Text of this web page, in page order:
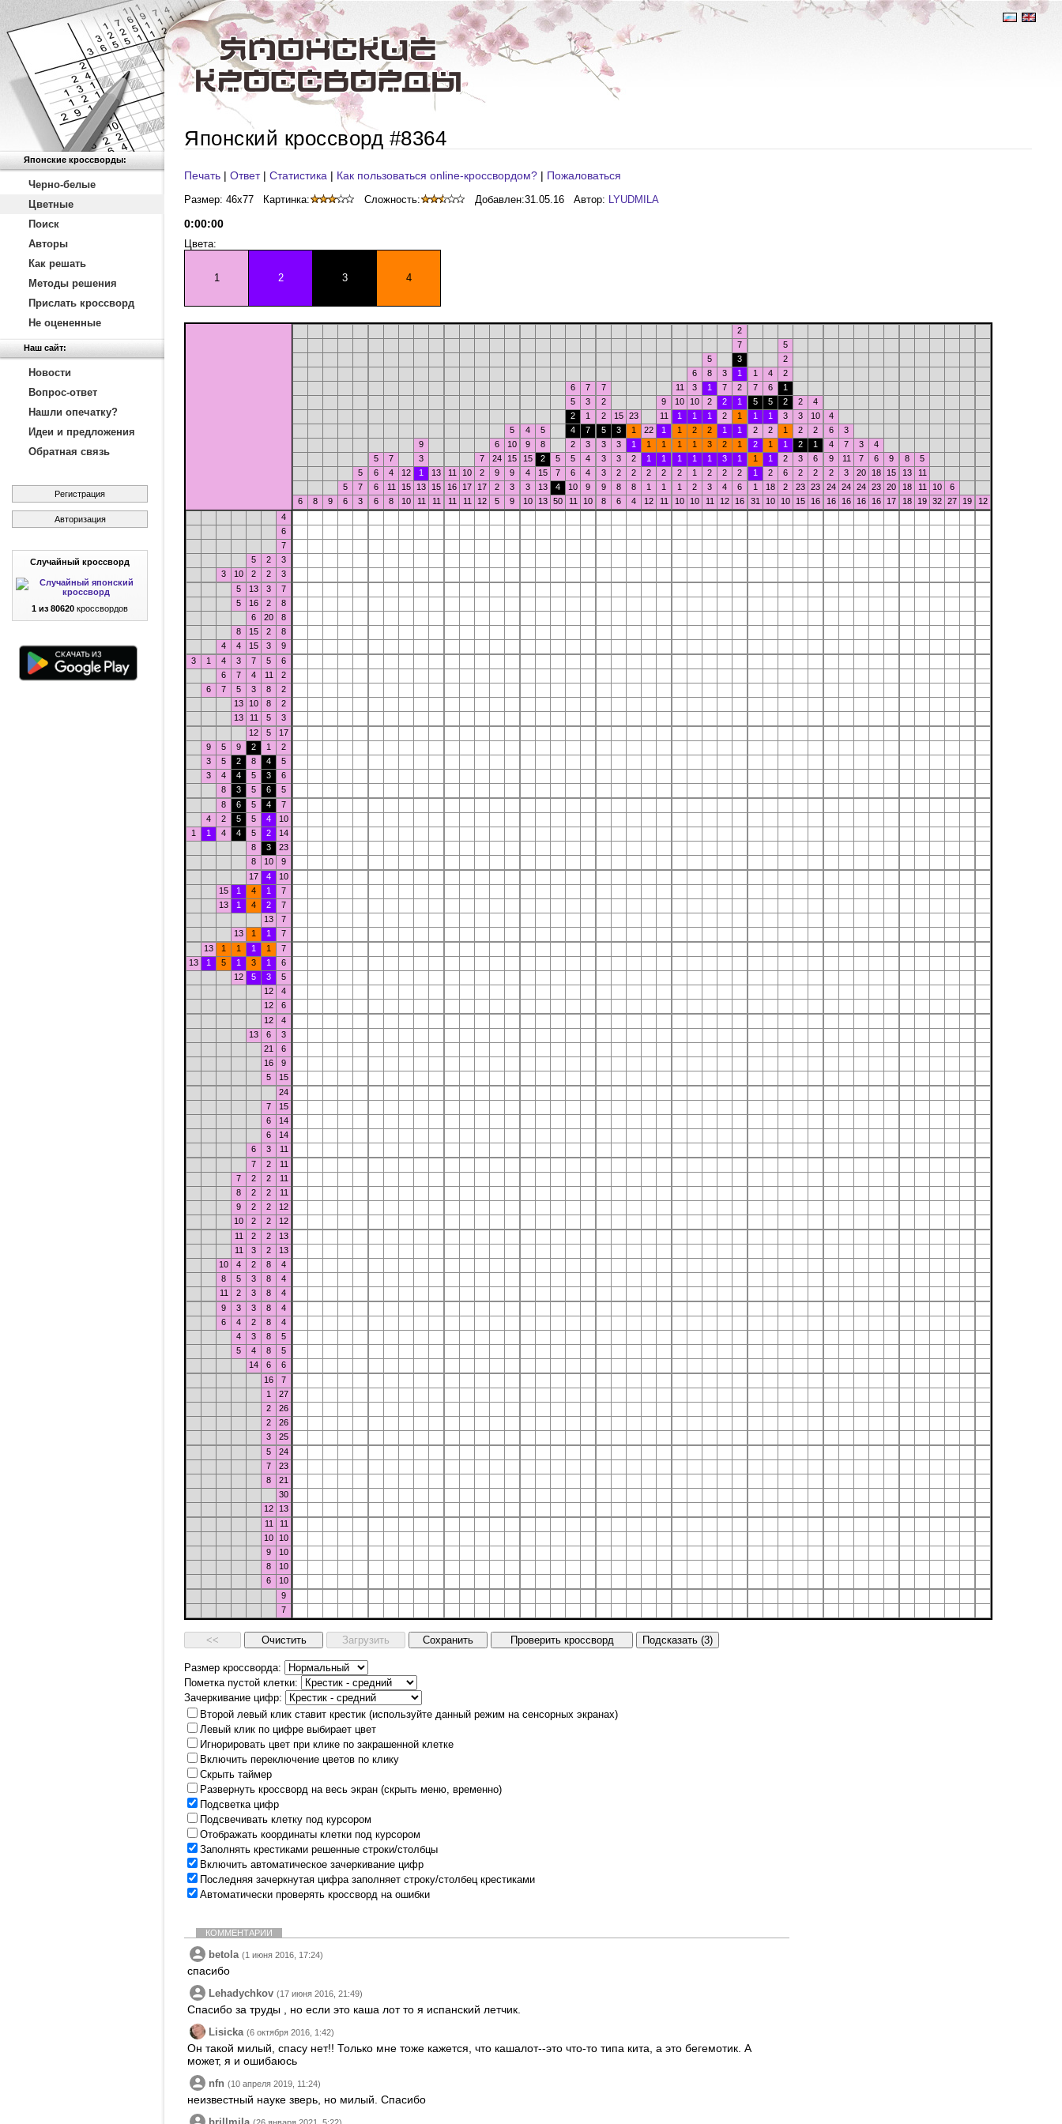
Японские кроссворды:
Черно-белые
Цветные
Поиск
Авторы
Как решать
Методы решения
Прислать кроссворд
Не оцененные
Наш сайт:
Новости
Вопрос-ответ
Нашли опечатку?
Идеи и предложения
Обратная связь
Регистрация
Авторизация
Случайный кроссворд
1 из 80620 кроссвордов
Японский кроссворд #8364
Печать | Ответ| Статистика | Как пользоваться online-кроссвордом? | Пожаловаться
Размер: 46x77 Картинка: Сложность: Добавлен:31.05.16 Автор: LYUDMILA
0:00:00
Цвета:
1 2 3 4
2
7
5
5
3
2
6
8 3 1 1 4
2
6
7 7 11 3 1 7 2 7 6
1
5
3 2 9 10 10 2 2 1 5 5 2 2
4
2
1 2 15 23 11 1 1 1 2 1 1 1 3 3 10
4
5
4 5 4 7 5 3 1 22 1 1 2 2 1 1 2 2 1 2 2 6
3
9
6 10 9 8 2 3 3 3 1 1 1 1 1 3 2 1 2 1 1 2 1 4 7 3
4
5
7 3 7 24 15 15 2 5 5 4 3 3 2 1 1 1 1 1 3 1 1 1 2 3 6 9 11 7 6 9 8
5
5
6 4 12 1 13 11 10 2 9 9 4 15 7 6 4 3 2 2 2 2 2 1 2 2 2 1 2 6 2 2 2 3 20 18 15 13
11
5
7 6 11 15 13 15 16 17 17 2 3 3 13 4 10 9 9 8 8 1 1 1 2 3 4 6 1 18 2 23 23 24 24 24 23 20 18 11 10
6
6
8 9 6 3 6 8 10 11 11 11 11 12 5 9 10 13 50 11 10 8 6 4 12 11 10 10 11 12 16 31 10 10 15 16 16 16 16 16 17 18 19 32 27 19
12
4
6
7
5
2
3
3
10 2 2
3
5
13 3
7
5
16 2
8
6
20
8
8
15 2
8
4
4 15 3
9
3
1 4 3 7 5
6
6
7 4 11
2
6
7 5 3 8
2
13
10 8
2
13
11 5
3
12
5
17
9
5 9 2 1
2
3
5 2 8 4
5
3
4 4 5 3
6
8
3 5 6
5
8
6 5 4
7
4
2 5 5 4
10
1
1 4 4 5 2
14
8
3
23
8
10
9
17
4
10
15
1 4 1
7
13
1 4 2
7
13
7
13
1 1
7
13
1 1 1 1
7
13
1 5 1 3 1
6
12
5 3
5
12
4
12
6
12
4
13
6
3
21
6
16
9
5
15
24
7
15
6
14
6
14
6
3
11
7
2
11
7
2 2
11
8
2 2
11
9
2 2
12
10
2 2
12
11
2 2
13
11
3 2
13
10
4 2 8
4
8
5 3 8
4
11
2 3 8
4
9
3 3 8
4
6
4 2 8
4
4
3 8
5
5
4 8
5
14
6
6
16
7
1
27
2
26
2
26
3
25
5
24
7
23
8
21
30
12
13
11
11
10
10
9
10
8
10
6
10
9
7
Размер кроссворда:
Пометка пустой клетки:
Зачеркивание цифр:
Второй левый клик ставит крестик (используйте данный режим на сенсорных экранах)
Левый клик по цифре выбирает цвет
Игнорировать цвет при клике по закрашенной клетке
Включить переключение цветов по клику
Скрыть таймер
Развернуть кроссворд на весь экран (скрыть меню, временно)
Подсветка цифр
Подсвечивать клетку под курсором
Отображать координаты клетки под курсором
Заполнять крестиками решенные строки/столбцы
Включить автоматическое зачеркивание цифр
Последняя зачеркнутая цифра заполняет строку/столбец крестиками
Автоматически проверять кроссворд на ошибки
КОММЕНТАРИИ
betola (1 июня 2016, 17:24)
спасибо
Lehadychkov (17 июня 2016, 21:49)
Спасибо за труды , но если это каша лот то я испанский летчик.
Lisicka (6 октября 2016, 1:42)
Он такой милый, спасу нет!! Только мне тоже кажется, что кашалот--это что-то типа кита, а это бегемотик. А
может, я и ошибаюсь
nfn (10 апреля 2019, 11:24)
неизвестный науке зверь, но милый. Спасибо